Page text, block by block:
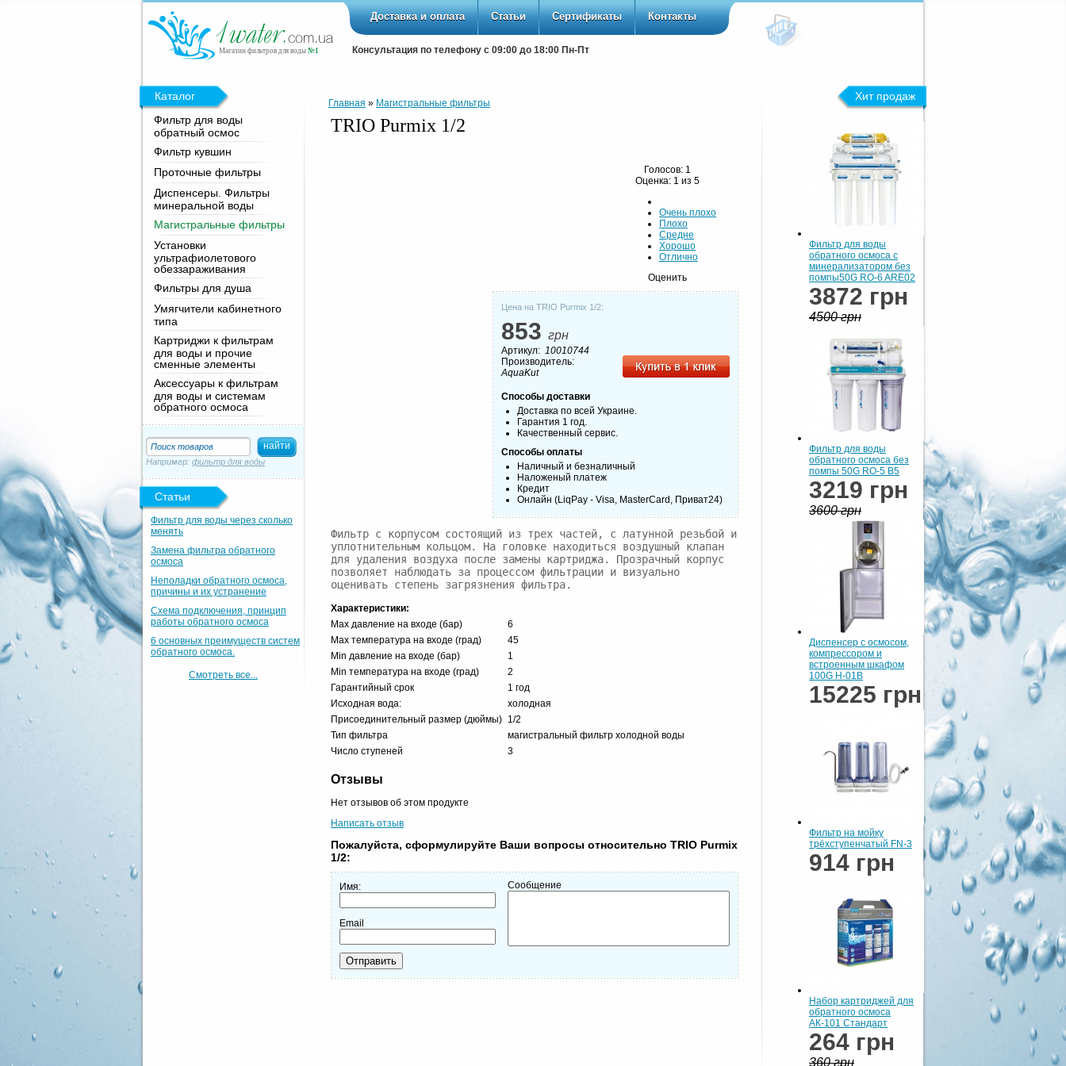
Магазин фильтров для воды №1
Доставка и оплата Статьи Сертификаты Контакты
Консультация по телефону с 09:00 до 18:00 Пн-Пт
Каталог
Фильтр для воды
обратный осмос
Фильтр кувшин
Проточные фильтры
Диспенсеры. Фильтры
минеральной воды
Магистральные фильтры
Установки
ультрафиолетового
обеззараживания
Фильтры для душа
Умягчители кабинетного
типа
Картриджи к фильтрам
для воды и прочие
сменные элементы
Аксессуары к фильтрам
для воды и системам
обратного осмоса
Например: фильтр для воды
Статьи
Фильтр для воды через сколько
менять
Замена фильтра обратного
осмоса
Неполадки обратного осмоса,
причины и их устранение
Схема подключения, принцип
работы обратного осмоса
6 основных преимуществ систем
обратного осмоса.
Смотреть все...
Главная » Магистральные фильтры
TRIO Purmix 1/2
Голосов: 1
Оценка: 1 из 5
Очень плохо
Плохо
Средне
Хорошо
Отлично
Оценить
Цена на TRIO Purmix 1/2:
853 грн
Артикул: 10010744
Производитель:
AquaKut
Способы доставки
Доставка по всей Украине.
Гарантия 1 год.
Качественный сервис.
Способы оплаты
Наличный и безналичный
Наложеный платеж
Кредит
Онлайн (LiqPay - Visa, MasterCard, Приват24)
Фильтр с корпусом состоящий из трех частей, с латунной резьбой и
уплотнительным кольцом. На головке находиться воздушный клапан
для удаления воздуха после замены картриджа. Прозрачный корпус
позволяет наблюдать за процессом фильтрации и визуально
оценивать степень загрязнения фильтра.
Характеристики:
Max давление на входе (бар)
6
Max температура на входе (град)
45
Min давление на входе (бар)
1
Min температура на входе (град)
2
Гарантийный срок
1 год
Исходная вода:
холодная
Присоединительный размер (дюймы) 1/2
Тип фильтра
магистральный фильтр холодной воды
Число ступеней
3
Отзывы
Нет отзывов об этом продукте
Написать отзыв
Пожалуйста, сформулируйте Ваши вопросы относительно TRIO Purmix
1/2:
Имя:
Email
Сообщение
Отправить
Хит продаж
Фильтр для воды
обратного осмоса с
минерализатором без
помпы50G RO-6 ARE02
3872 грн
4500 грн
Фильтр для воды
обратного осмоса без
помпы 50G RO-5 В5
3219 грн
3600 грн
Диспенсер с осмосом,
компрессором и
встроенным шкафом
100G H-01В
15225 грн
Фильтр на мойку
трёхступенчатый FN-3
914 грн
Набор картриджей для
обратного осмоса
АК-101 Стандарт
264 грн
360 грн